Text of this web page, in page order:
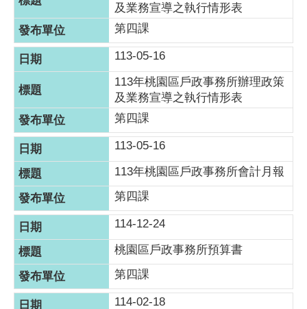
及業務宣導之執行情形表
第四課
113-05-16
113年桃園區戶政事務所辦理政策
及業務宣導之執行情形表
第四課
113-05-16
113年桃園區戶政事務所會計月報
第四課
114-12-24
桃園區戶政事務所預算書
第四課
114-02-18